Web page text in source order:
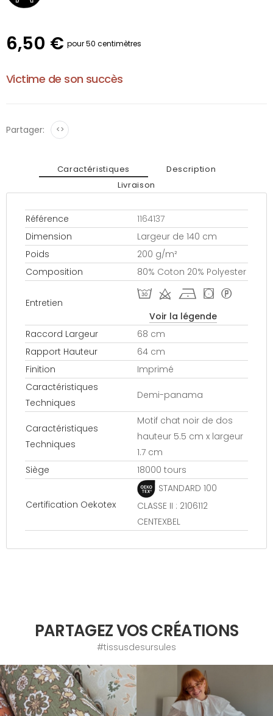
6,50 € pour 50 centimètres
Victime de son succès
Partager: <>
Caractéristiques
Description
Livraison
Référence
1164137
Dimension
Largeur de 140 cm
Poids
200 g/m²
Composition
80% Coton 20% Polyester
Entretien
T d h ( *
Voir la légende
Raccord Largeur
68 cm
Rapport Hauteur
64 cm
Finition
Imprimé
Caractéristiques
Techniques
Demi-panama
Caractéristiques
Techniques
Motif chat noir de dos
hauteur 5.5 cm x largeur
1.7 cm
Siège
18000 tours
Certification Oekotex
STANDARD 100
CLASSE II : 2106112
CENTEXBEL
PARTAGEZ VOS CRÉATIONS
#tissusdesursules